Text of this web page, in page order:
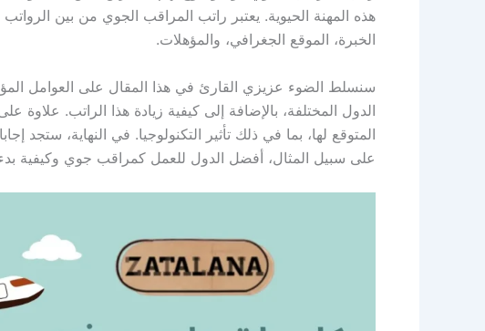
هذه المهنة الحيوية. يعتبر راتب المراقب الجوي من بين
الخبرة، الموقع الجغرافي، والمؤهلات.
سنسلط الضوء عزيزي القارئ في هذا المقال على العوامل
الدول المختلفة، بالإضافة إلى كيفية زيادة هذا الراتب.
المتوقع لها، بما في ذلك تأثير التكنولوجيا. في النهاية،
على سبيل المثال، أفضل الدول للعمل كمراقب جوي وكيفية